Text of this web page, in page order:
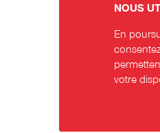
NOUS
En
votre